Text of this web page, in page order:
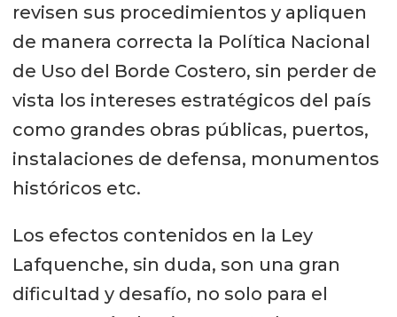
revisen sus procedimientos y apliquen
de manera correcta la Política Nacional
de Uso del Borde Costero, sin perder de
vista los intereses estratégicos del país
como grandes obras públicas, puertos,
instalaciones de defensa, monumentos
históricos etc.
Los efectos contenidos en la Ley
Lafquenche, sin duda, son una gran
dificultad y desafío, no solo para el